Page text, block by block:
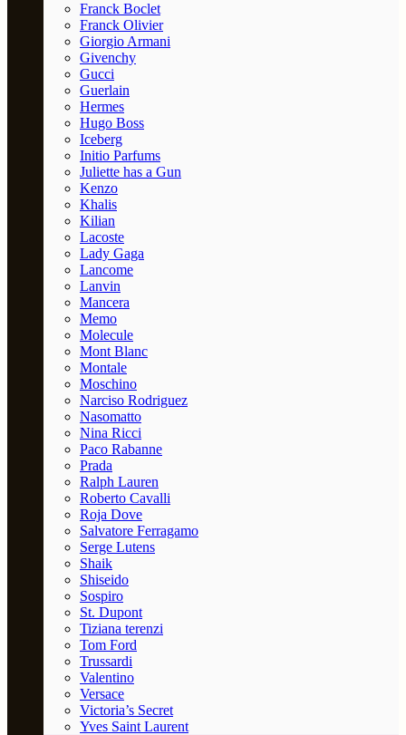
Franck Boclet
Franck Olivier
Giorgio Armani
Givenchy
Gucci
Guerlain
Hermes
Hugo Boss
Iceberg
Initio Parfums
Juliette has a Gun
Kenzo
Khalis
Kilian
Lacoste
Lady Gaga
Lancome
Lanvin
Mancera
Memo
Molecule
Mont Blanc
Montale
Moschino
Narciso Rodriguez
Nasomatto
Nina Ricci
Paco Rabanne
Prada
Ralph Lauren
Roberto Cavalli
Roja Dove
Salvatore Ferragamo
Serge Lutens
Shaik
Shiseido
Sospiro
St. Dupont
Tiziana terenzi
Tom Ford
Trussardi
Valentino
Versace
Victoria’s Secret
Yves Saint Laurent